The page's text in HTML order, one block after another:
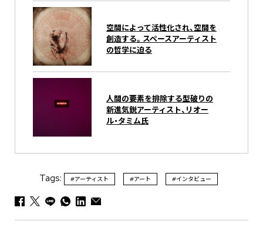
空間によって活性化され、空間を
創造する。スペースアーティスト
の哲学に迫る
人間の要素を排除する型破りの
新進気鋭アーティスト、リオー
ル・タミム氏
Tags: #アーティスト #アート #インタビュー